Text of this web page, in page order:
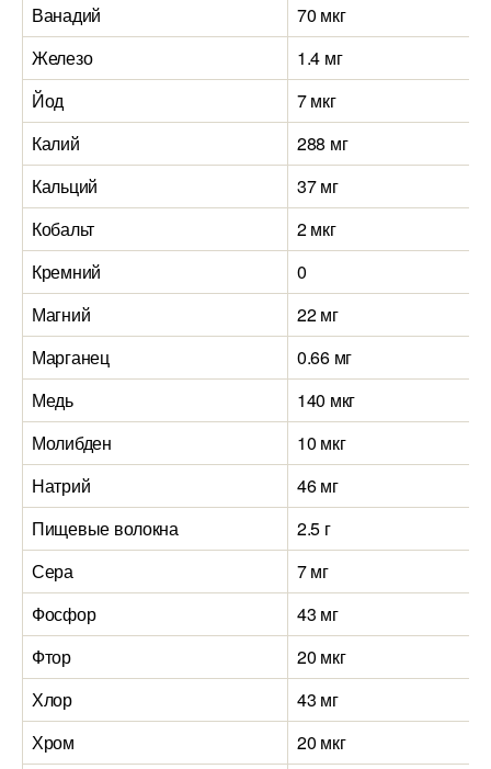
Ванадий
70 мкг
Железо
1.4 мг
Йод
7 мкг
Калий
288 мг
Кальций
37 мг
Кобальт
2 мкг
Кремний
0
Магний
22 мг
Марганец
0.66 мг
Медь
140 мкг
Молибден
10 мкг
Натрий
46 мг
Пищевые волокна
2.5 г
Сера
7 мг
Фосфор
43 мг
Фтор
20 мкг
Хлор
43 мг
Хром
20 мкг